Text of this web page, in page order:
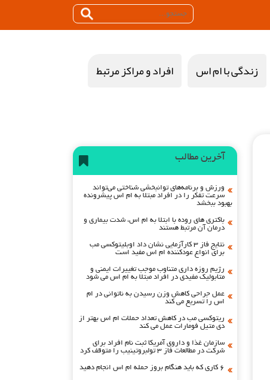
زندگی با ام اس افراد و مراکز مرتبط
آخرین مطالب
ورزش و برنامه‌های توانبخشی شناختی می‌تواند
سرعت تفکر را در افراد مبتلا به ام اس پیشرونده
بهبود ببخشد
باکتری های روده با ابتلا به ام اس، شدت بیماری و
درمان آن مرتبط هستند
نتایج فاز ۳ کارآزمایی نشان داد اوبلیتوکسی مب
برای انواع عودکننده ام اس مفید است
رژیم روزه داری متناوب موجب تغییرات ایمنی و
متابولیک مفیدی در افراد مبتلا به ام اس می شود
عمل جراحی کاهش وزن رسیدن به ناتوانی در ام
اس را تسریع می کند
ریتوکسی مب در کاهش تعداد حملات ام اس بهتر از
دی متیل فومارات عمل می کند
سازمان غذا و داروی آمریکا ثبت نام افراد برای
شرکت در مطالعات فاز ۳ تولبروتینیب را متوقف کرد
۶ کاری که باید هنگام بروز حمله ام اس انجام دهید